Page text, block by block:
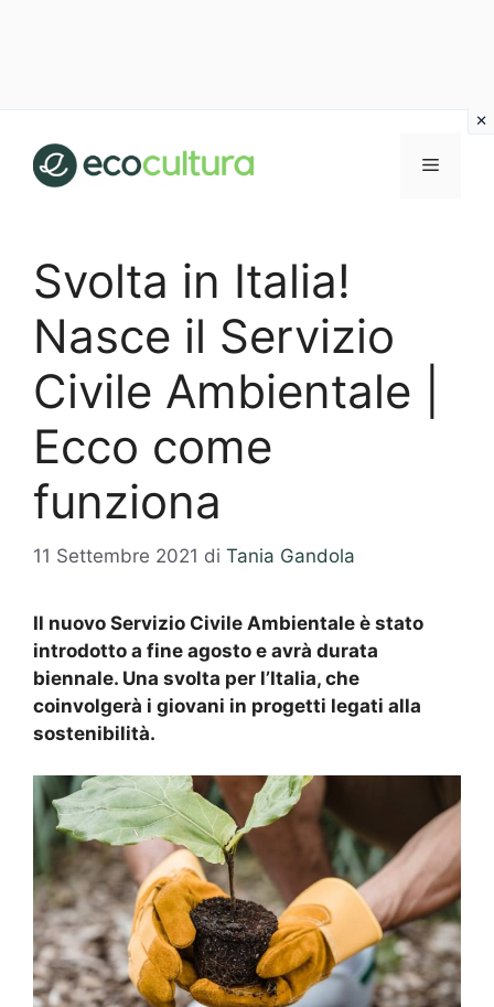
contenuto
MENU
Svolta in Italia!
Nasce il Servizio
Civile Ambientale |
Ecco come
funziona
11 Settembre 2021 di Tania Gandola
Il nuovo Servizio Civile Ambientale è stato
introdotto a fine agosto e avrà durata
biennale. Una svolta per l’Italia, che
coinvolgerà i giovani in progetti legati alla
sostenibilità.